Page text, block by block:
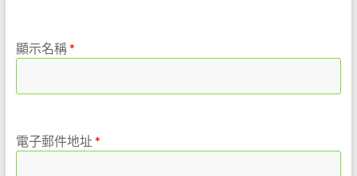
顯示名稱*
電子郵件地址*